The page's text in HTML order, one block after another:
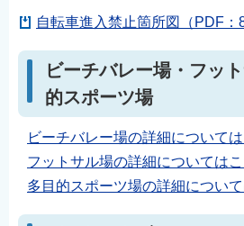
自転車進入禁止箇所図（PDF：
ビーチバレー場・フッ
的スポーツ場
ビーチバレー場の詳細について
フットサル場の詳細については
多目的スポーツ場の詳細につい